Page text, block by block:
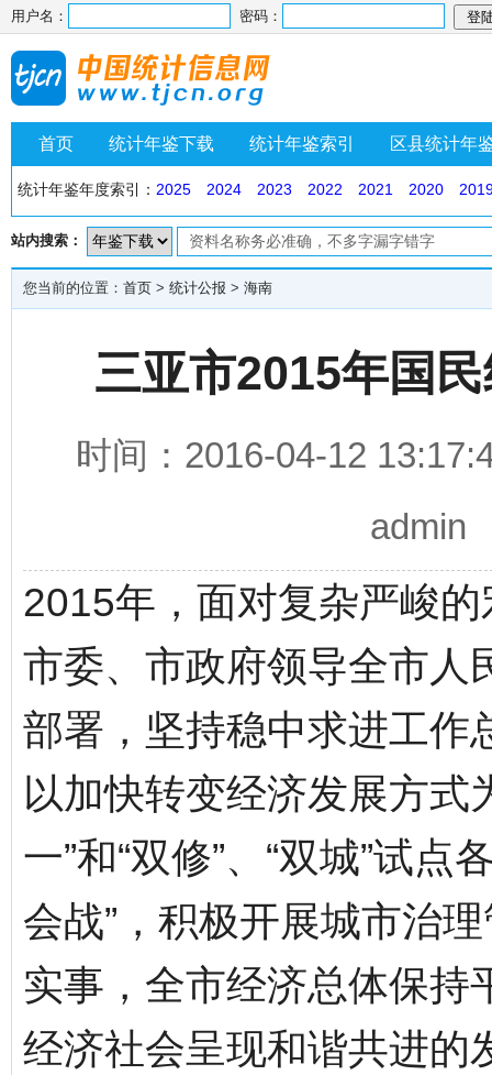
用户名： 密码：
首页 统计年鉴下载 统计年鉴索引 区县统计年
统计年鉴年度索引： 2025 2024 2023 2022 2021 2020
站内搜索：
您当前的位置： 首页 > 统计公报 > 海南
三亚市2015年国
时间：2016-04-12
admin
2015年，面对复杂严峻
市委、市政府领导全市人
部署，坚持稳中求进工作
以加快转变经济发展方式
一”和“双修”、“双城”试
会战”，积极开展城市治
实事，全市经济总体保持
经济社会呈现和谐共进的